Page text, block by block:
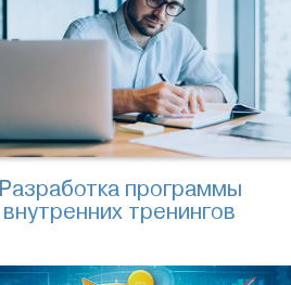
Разработка программы
внутренних тренингов